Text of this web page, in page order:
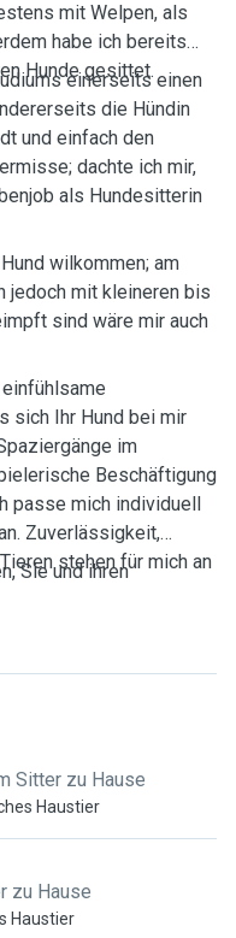
mit Welpen, als
habe ich bereits
Hunde gesittet.
einerseits einen
die Hündin
und einfach den
dachte ich mir,
als Hundesitterin
wilkommen; am
jedoch mit kleineren bis
sind wäre mir auch
sich Ihr Hund bei mir
im
Beschäftigung
passe mich individuell
Zuverlässigkeit,
stehen für mich an
Sie und ihren
Sitter zu Hause
Haustier
zu Hause
Haustier